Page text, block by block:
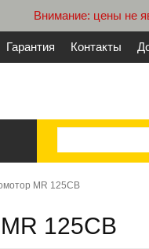
Внимание: цены не
Гарантия Контакты
MR 125CB
125CB